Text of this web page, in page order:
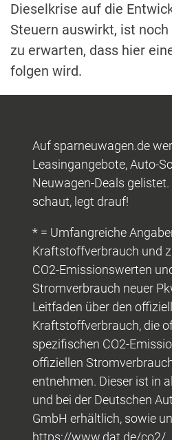
Dieselkrise auf die
Steuern auswirkt, ist
zu erwarten, dass hier
folgen wird.
Auf sparneuwagen.de
Leasingangebote, Auto-
Neuwagen-Deals
schaut, legt drauf!
* = Umfangreiche
Kraftstoffverbrauch und
CO2-Emissionswerten
Stromverbrauch neuer
Leitfaden über den
Kraftstoffverbrauch, die
spezifischen CO2-
offiziellen
entnehmen. Dieser ist in
und bei der Deutschen
GmbH erhältlich, sowie
https://www.dat.de/co2/.